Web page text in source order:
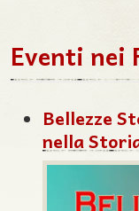
Eventi nei
Bellezze
nella